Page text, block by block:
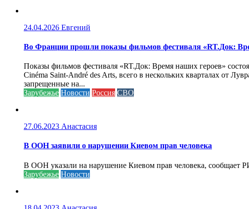
24.04.2026 Евгений
Во Франции прошли показы фильмов фестиваля «RT.Док:
Показы фильмов фестиваля «RT.Док: Время наших героев»
Cinéma Saint-André des Arts, всего в нескольких кварталах от
запрещенные на...
Зарубежье Новости Россия СВО
27.06.2023 Анастасия
В ООН заявили о нарушении Киевом прав человека
В ООН указали на нарушение Киевом прав человека, сообщает
Зарубежье Новости